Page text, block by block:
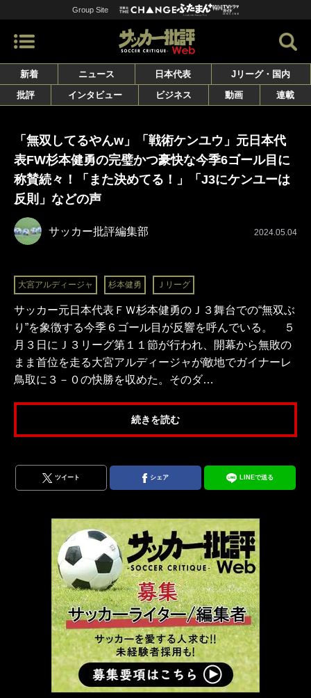
Group Site
新着 ニュース 日本代表
Jリーグ・国内
批評
インタビュー ビジネス 動画 連載
「無双してるやんw」「戦術ケンユウ」元日本代
表FW杉本健勇の完璧かつ豪快な今季6ゴール目に
称賛続々！「また決めてる！」「J3にケンユーは
反則」などの声
サッカー批評編集部 2024.05.04
大宮アルディージャ 杉本健勇 Ｊリーグ
サッカー元日本代表ＦＷ杉本健勇のＪ３舞台での“無双ぶ
り”を象徴する今季６ゴール目が反響を呼んでいる。 ５
月３日にＪ３リーグ第１１節が行われ、開幕から無敗の
まま首位を走る大宮アルディージャが敵地でガイナーレ
鳥取に３－０の快勝を収めた。そのダ…
続きを読む
ツイート シェア LINEで送る